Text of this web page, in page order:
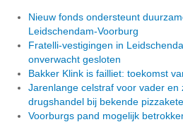
Nieuw fonds ondersteunt
Leidschendam-Voorburg
Fratelli-vestigingen in
onverwacht gesloten
Bakker Klink is failliet: toekomst
Jarenlange celstraf voor vader en
drugshandel bij bekende
Voorburgs pand mogelijk